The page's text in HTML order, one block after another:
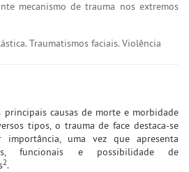
mecanismo de trauma nos extremos
Traumatismos faciais. Violência
principais causas de morte e morbidade
tipos, o trauma de face destaca-se
uma vez que apresenta
funcionais e possibilidade de
2.